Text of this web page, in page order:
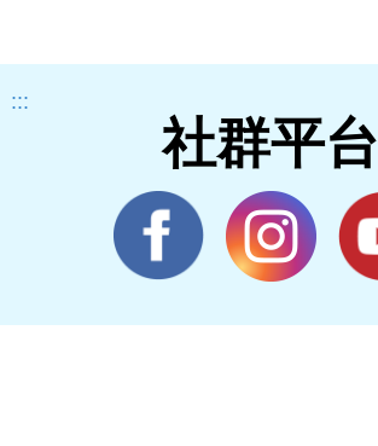
:::
社群平台